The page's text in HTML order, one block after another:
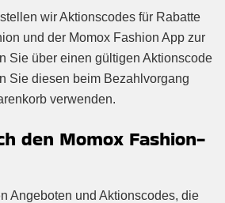
wir Aktionscodes für Rabatte
und der Momox Fashion App zur
Sie über einen gültigen Aktionscode
Sie diesen beim Bezahlvorgang
verwenden.
den Momox Fashion-
Angeboten und Aktionscodes, die